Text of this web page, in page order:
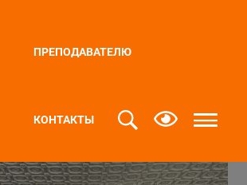
ПРЕПОДАВАТЕЛЮ
КОНТАКТЫ